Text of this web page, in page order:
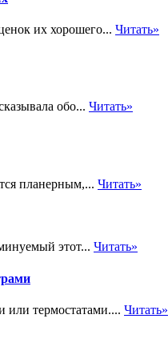
их хорошего... Читать»
обо... Читать»
планерным,... Читать»
этот... Читать»
или термостатами.... Читать»